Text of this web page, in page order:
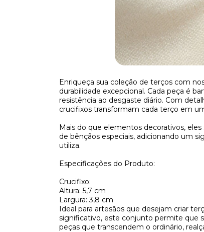
Enriqueça sua coleção de terços com
durabilidade excepcional. Cada peça é
resistência ao desgaste diário. Com
crucifixos transformam cada terço em
Mais do que elementos decorativos,
de bênçãos especiais, adicionando um
utiliza.
Especificações do Produto:
Crucifixo:
Altura: 5,7 cm
Largura: 3,8 cm
Ideal para artesãos que desejam criar
significativo, este conjunto permite que
peças que transcendem o ordinário,